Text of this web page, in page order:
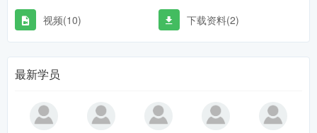
视频(10) 下载资料(2)
最新学员